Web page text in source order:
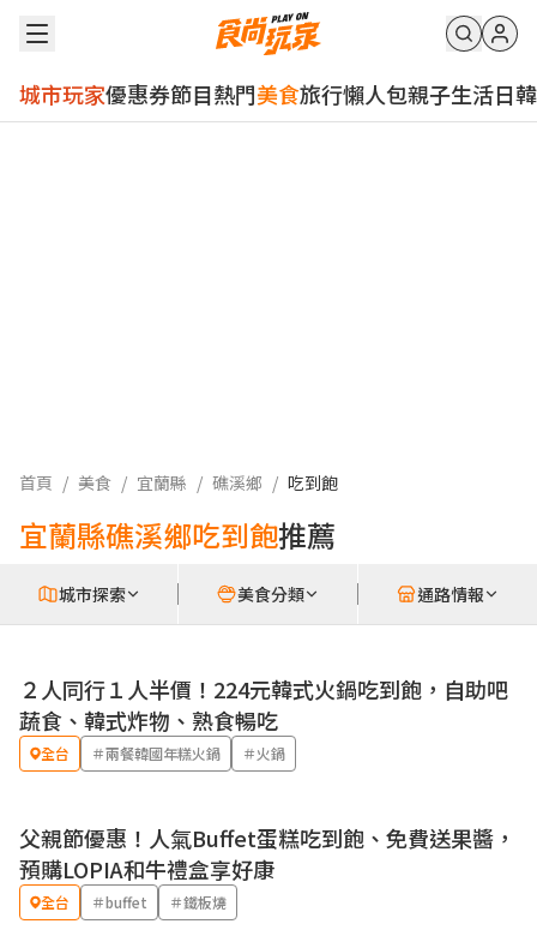
城市玩家優惠券節目熱門美食旅行懶人包親子生活日韓
首頁 / 美食 / 宜蘭縣 / 礁溪鄉 / 吃到飽
宜蘭縣礁溪鄉吃到飽推薦
城市探索 美食分類 通路情報
優惠
２人同行１人半價！224元韓式火鍋吃到飽，自助吧
蔬食、韓式炸物、熟食暢吃
全台 ＃兩餐韓國年糕火鍋 ＃火鍋
父親節優惠！人氣Buffet蛋糕吃到飽、免費送果醬，
預購LOPIA和牛禮盒享好康
全台 ＃buffet ＃鐵板燒